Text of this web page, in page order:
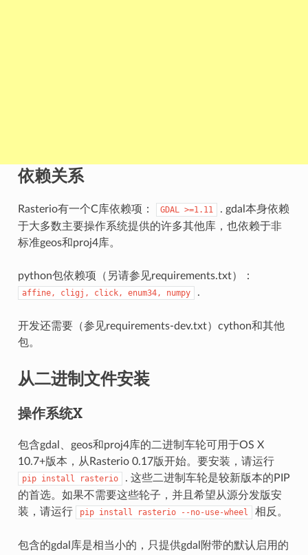
依赖关系
Rasterio有一个C库依赖项： GDAL >=1.11
. gdal本身依赖
于大多数主要操作系统提供的许多其他库，也依赖于非
标准geos和proj4库。
python包依赖项（另请参见requirements.txt）：
affine, cligj, click, enum34, numpy .
开发还需要（参见requirements-dev.txt）cython和其他
包。
从二进制文件安装
操作系统X
包含gdal、geos和proj4库的二进制车轮可用于OS X
10.7+版本，从Rasterio 0.17版开始。要安装，请运行
pip install rasterio
. 这些二进制车轮是较新版本的PIP
的首选。如果不需要这些轮子，并且希望从源分发版安
装，请运行
pip install rasterio --no-use-wheel 相反。
包含的gdal库是相当小的，只提供gdal附带的默认启用的